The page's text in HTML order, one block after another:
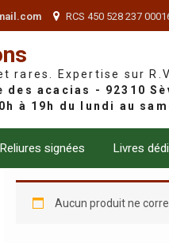
RCS 450 528 237
rares. Expertise sur R.V.
Reliures signées Livres
Aucun produit ne